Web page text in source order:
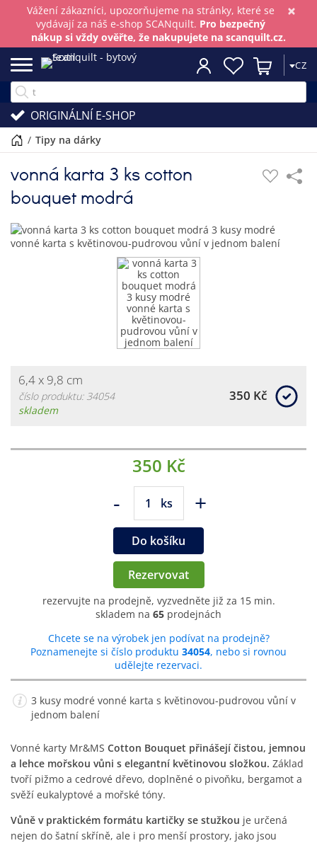
×
Vážení zákazníci, upozorňujeme na stránky, které se
vydávají za náš e-shop SCANquilt. Pro bezpečný
nákup si vždy ověřte, že nakupujete na scanquilt.cz.
CZ
ORIGINÁLNÍ E-SHOP
/ tipy na dárky
vonná karta 3 ks cotton
bouquet modrá
6,4 x 9,8 cm
číslo produktu: 34054
skladem
350 Kč
350 Kč
- ks +
Do košíku
Rezervovat
rezervujte na prodejně, vyzvedněte již za 15 min.
skladem na 65 prodejnách
Chcete se na výrobek jen podívat na prodejně?
Poznamenejte si číslo produktu 34054, nebo si rovnou
udělejte rezervaci.
3 kusy modré vonné karta s květinovou-pudrovou vůní v
jednom balení
Vonné karty Mr&MS Cotton Bouquet přinášejí čistou, jemnou
a lehce mořskou vůni s elegantní květinovou složkou. Základ
tvoří pižmo a cedrové dřevo, doplněné o pivoňku, bergamot a
svěží eukalyptové a mořské tóny.
Vůně v praktickém formátu kartičky se stužkou je určená
nejen do šatní skříně, ale i pro menší prostory, jako jsou